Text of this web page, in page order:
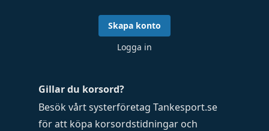
Gillar du korsord?
Besök vårt systerföretag Tankesport.se
för att köpa korsordstidningar och
Skapa konto
Logga in